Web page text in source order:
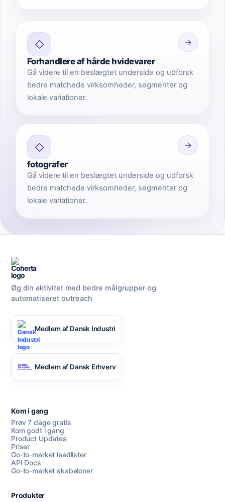
◇
→
Forhandlere af hårde hvidevarer
Gå videre til en beslægtet underside og udforsk
bedre matchede virksomheder, segmenter og
lokale variationer.
◇
→
fotografer
Gå videre til en beslægtet underside og udforsk
bedre matchede virksomheder, segmenter og
lokale variationer.
Øg din aktivitet med bedre målgrupper og
automatiseret outreach
Medlem af Dansk Industri
Medlem af Dansk Erhverv
Kom i gang
Prøv 7 dage gratis
Kom godt i gang
Product Updates
Priser
Go-to-market leadlister
API Docs
Go-to-market skabeloner
Produkter